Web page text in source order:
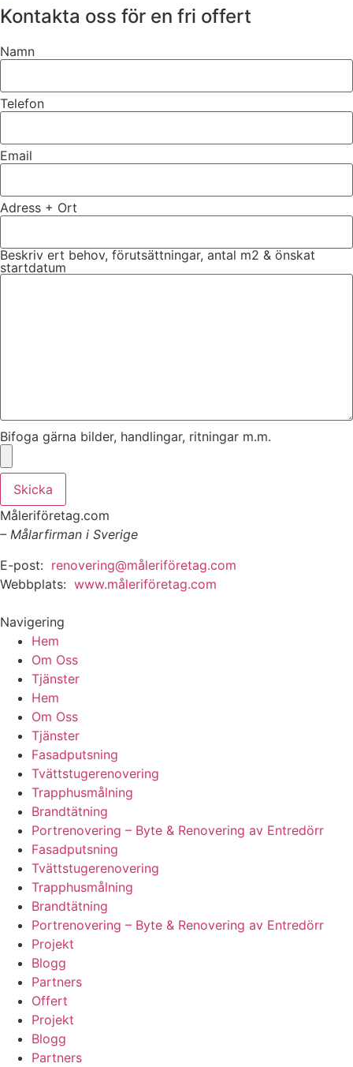
Kontakta oss för en fri offert
Namn
Telefon
Email
Adress + Ort
Beskriv ert behov, förutsättningar, antal m2 & önskat
startdatum
Bifoga gärna bilder, handlingar, ritningar m.m.
Skicka
Måleriföretag.com
– Målarfirman i Sverige
E-post: renovering@måleriföretag.com
Webbplats: www.måleriföretag.com
Navigering
Hem
Om Oss
Tjänster
Hem
Om Oss
Tjänster
Fasadputsning
Tvättstugerenovering
Trapphusmålning
Brandtätning
Portrenovering – Byte & Renovering av Entredörr
Fasadputsning
Tvättstugerenovering
Trapphusmålning
Brandtätning
Portrenovering – Byte & Renovering av Entredörr
Projekt
Blogg
Partners
Offert
Projekt
Blogg
Partners